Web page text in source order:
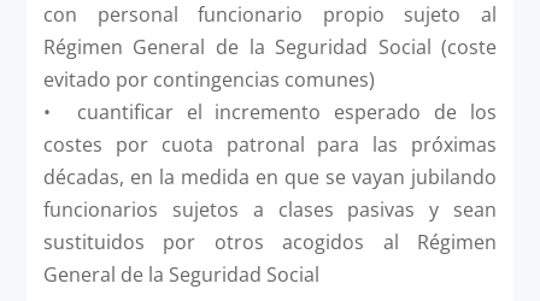
con personal funcionario propio sujeto al
Régimen General de la Seguridad Social (coste
evitado por contingencias comunes)
• cuantificar el incremento esperado de los
costes por cuota patronal para las próximas
décadas, en la medida en que se vayan jubilando
funcionarios sujetos a clases pasivas y sean
sustituidos por otros acogidos al Régimen
General de la Seguridad Social